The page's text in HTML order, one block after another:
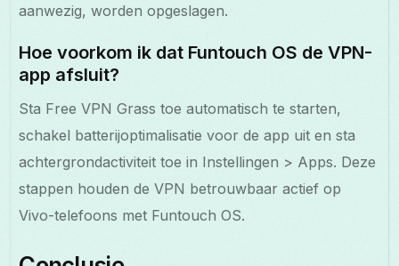
aanwezig, worden opgeslagen.
Hoe voorkom ik dat Funtouch OS de VPN-
app afsluit?
Sta Free VPN Grass toe automatisch te starten,
schakel batterijoptimalisatie voor de app uit en sta
achtergrondactiviteit toe in Instellingen > Apps. Deze
stappen houden de VPN betrouwbaar actief op
Vivo-telefoons met Funtouch OS.